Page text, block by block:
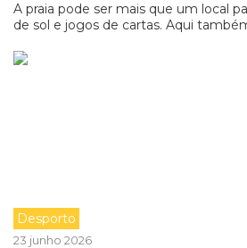
A praia pode ser mais que um local
de sol e jogos de cartas. Aqui
Desporto
23 junho 2026